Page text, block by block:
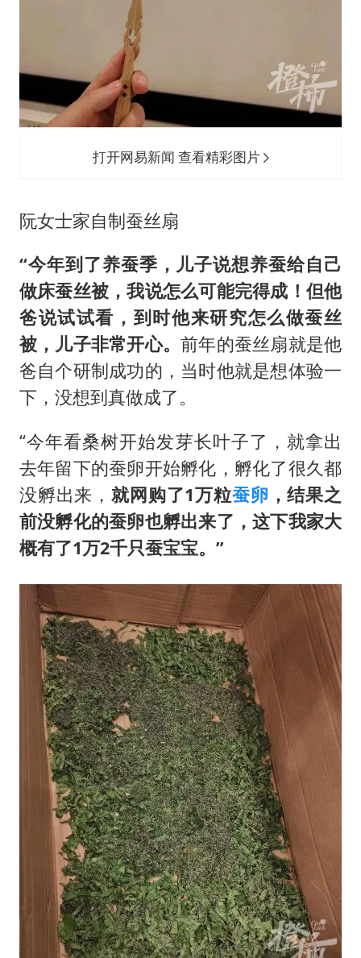
打开网易新闻 查看精彩图片
阮女士家自制蚕丝扇
“今年到了养蚕季，儿子说想养蚕给自己
做床蚕丝被，我说怎么可能完得成！但他
爸说试试看，到时他来研究怎么做蚕丝
被，儿子非常开心。前年的蚕丝扇就是他
爸自个研制成功的，当时他就是想体验一
下，没想到真做成了。
“今年看桑树开始发芽长叶子了，就拿出
去年留下的蚕卵开始孵化，孵化了很久都
没孵出来，就网购了1万粒蚕卵 ，结果之
前没孵化的蚕卵也孵出来了，这下我家大
概有了1万2千只蚕宝宝。”